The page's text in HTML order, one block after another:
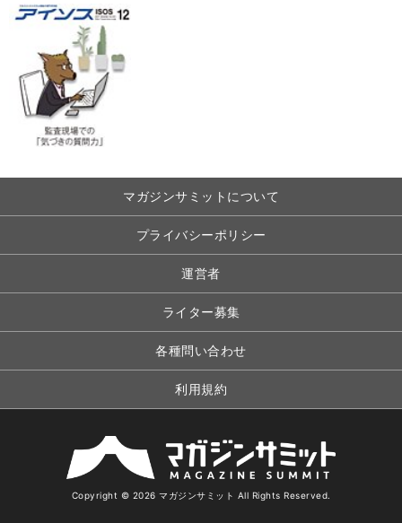
マガジンサミットについて
プライバシーポリシー
運営者
ライター募集
各種問い合わせ
利用規約
Copyright © 2026 マガジンサミット All Rights Reserved.